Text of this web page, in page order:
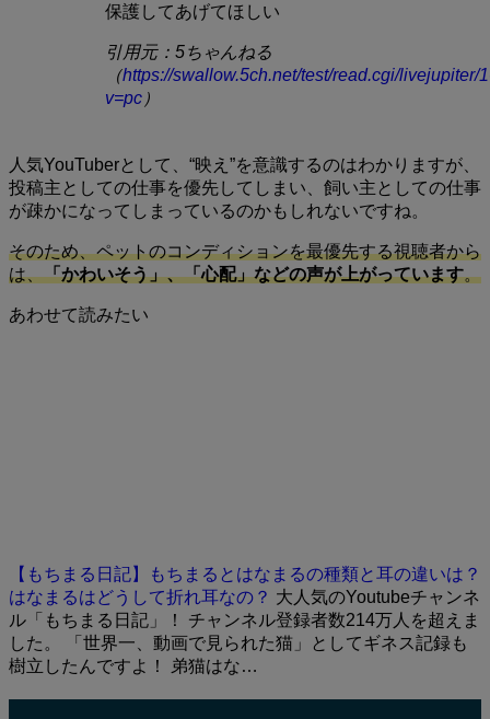
保護してあげてほしい
引用元：5ちゃんねる
（https://swallow.5ch.net/test/read.cgi/livejupiter/
v=pc ）
人気YouTuberとして、“映え”を意識するのはわかりますが、
投稿主としての仕事を優先してしまい、飼い主としての仕事
が疎かになってしまっているのかもしれないですね。
そのため、ペットのコンディションを最優先する視聴者から
は、「かわいそう」、「心配」などの声が上がっています。
あわせて読みたい
【もちまる日記】もちまるとはなまるの種類と耳の違いは？
はなまるはどうして折れ耳なの？ 大人気のYoutubeチャンネ
ル「もちまる日記」！ チャンネル登録者数214万人を超えま
した。 「世界一、動画で見られた猫」としてギネス記録も
樹立したんですよ！ 弟猫はな…